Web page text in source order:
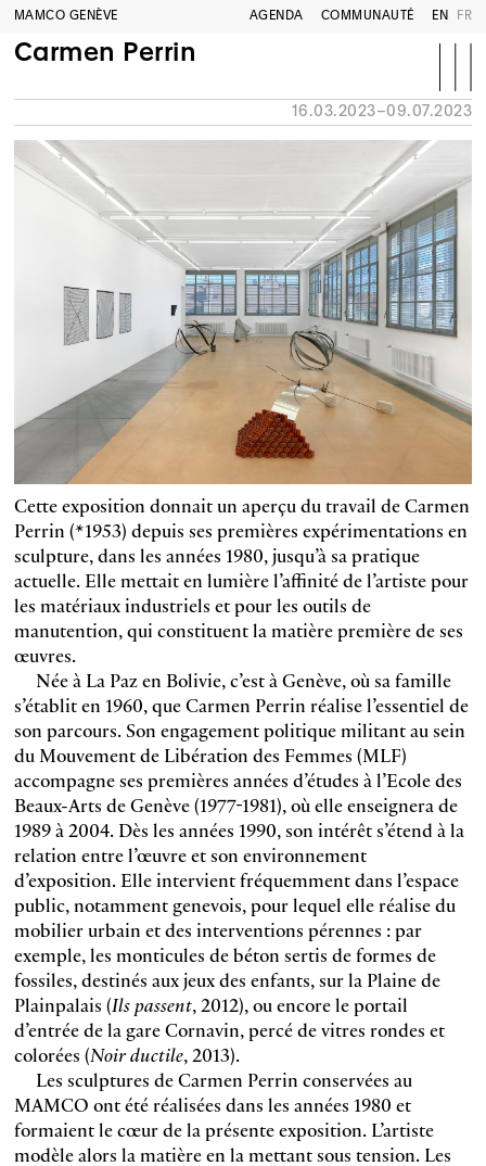
MAMCO GENÈVE AGENDA COMMUNAUTÉ EN FR
Carmen Perrin
16.03.2023–09.07.2023
Cette exposition donnait un aperçu du travail de Carmen
Perrin (*1953) depuis ses premières expérimentations en
sculpture, dans les années 1980, jusqu’à sa pratique
actuelle. Elle mettait en lumière l’affinité de l’artiste pour
les matériaux industriels et pour les outils de
manutention, qui constituent la matière première de ses
œuvres.
Née à La Paz en Bolivie, c’est à Genève, où sa famille
s’établit en 1960, que Carmen Perrin réalise l’essentiel de
son parcours. Son engagement politique militant au sein
du Mouvement de Libération des Femmes (MLF)
accompagne ses premières années d’études à l’Ecole des
Beaux-Arts de Genève (1977-1981), où elle enseignera de
1989 à 2004. Dès les années 1990, son intérêt s’étend à la
relation entre l’œuvre et son environnement
d’exposition. Elle intervient fréquemment dans l’espace
public, notamment genevois, pour lequel elle réalise du
mobilier urbain et des interventions pérennes : par
exemple, les monticules de béton sertis de formes de
fossiles, destinés aux jeux des enfants, sur la Plaine de
Plainpalais (Ils passent, 2012), ou encore le portail
d’entrée de la gare Cornavin, percé de vitres rondes et
colorées (Noir ductile, 2013).
Les sculptures de Carmen Perrin conservées au
MAMCO ont été réalisées dans les années 1980 et
formaient le cœur de la présente exposition. L’artiste
modèle alors la matière en la mettant sous tension. Les